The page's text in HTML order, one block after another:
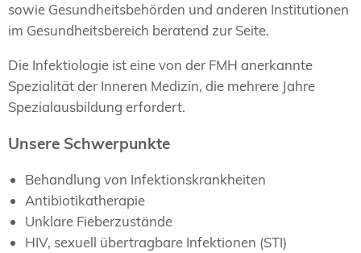
sowie Gesundheitsbehörden und anderen Institutionen
im Gesundheitsbereich beratend zur Seite.
Die Infektiologie ist eine von der FMH anerkannte
Spezialität der Inneren Medizin, die mehrere Jahre
Spezialausbildung erfordert.
Unsere Schwerpunkte
Behandlung von Infektionskrankheiten
Antibiotikatherapie
Unklare Fieberzustände
HIV, sexuell übertragbare Infektionen (STI)